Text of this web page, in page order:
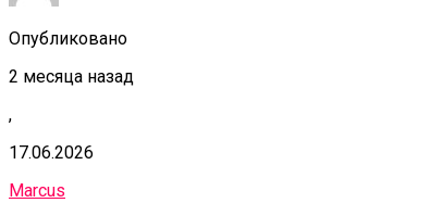
Опубликовано
2 месяца назад
,
17.06.2026
Marcus